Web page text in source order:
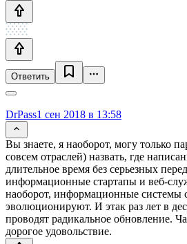
Ответить
DrPass1 сен 2018 в 13:58
Вы знаете, я наоборот, могу только
совсем отраслей) назвать, где
длительное время без серьезных
информационные стартапы и веб-
наоборот, информационные системы
эволюционируют. И этак раз лет в
проводят радикальное обновление.
дорогое удовольствие.